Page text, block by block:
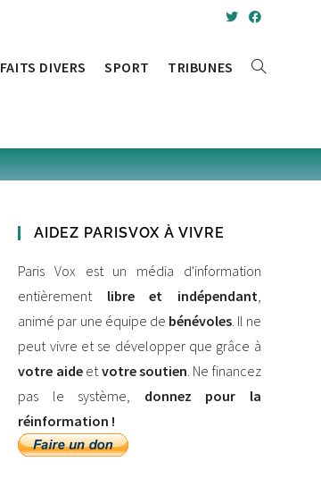
FAITS DIVERS SPORT TRIBUNES
AIDEZ PARISVOX À VIVRE
Paris Vox est un média d'information
entièrement libre et indépendant,
animé par une équipe de bénévoles. Il ne
peut vivre et se développer que grâce à
votre aideetvotre soutien. Ne financez
pas le système, donnez pour la
réinformation !